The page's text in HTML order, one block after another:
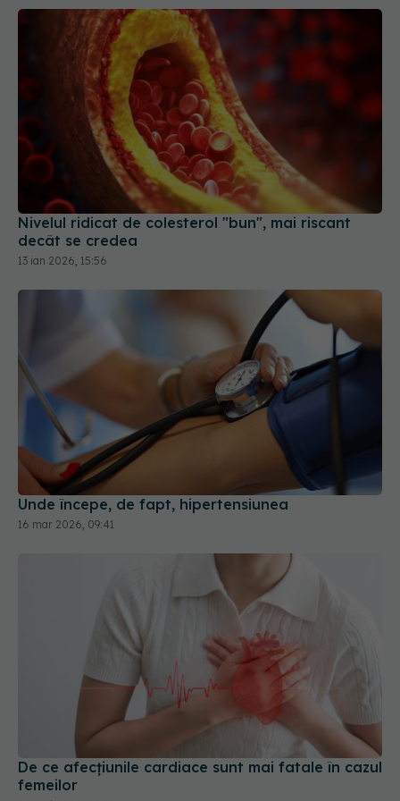
Nivelul ridicat de colesterol "bun", mai riscant
decât se credea
13 ian 2026, 15:56
Unde începe, de fapt, hipertensiunea
16 mar 2026, 09:41
De ce afecțiunile cardiace sunt mai fatale în cazul
femeilor
26 mai 2026, 09:30